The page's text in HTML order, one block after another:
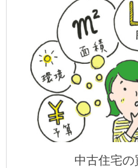
中古住宅の